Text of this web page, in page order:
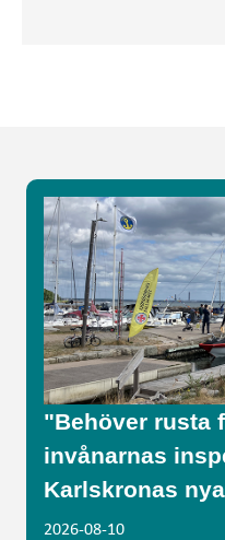
"Behöver rusta
invånarnas
Karlskronas
2026-08-10